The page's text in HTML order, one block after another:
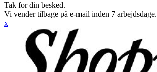
Tak for din besked.
Vi vender tilbage på e-mail inden 7 arbejdsdage.
x